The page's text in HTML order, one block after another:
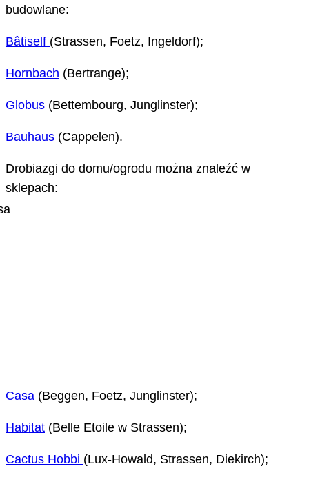
budowlane:
Bâtiself (Strassen, Foetz, Ingeldorf);
Hornbach (Bertrange);
Globus (Bettembourg, Junglinster);
Bauhaus (Cappelen).
Drobiazgi do domu/ogrodu można znaleźć w
sklepach:
Casa (Beggen, Foetz, Junglinster);
Habitat (Belle Etoile w Strassen);
Cactus Hobbi (Lux-Howald, Strassen, Diekirch);